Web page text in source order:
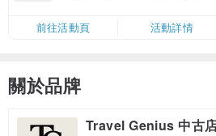
卡」結帳）
前往活動頁 活動詳情
關於品牌
Travel Genius 中古